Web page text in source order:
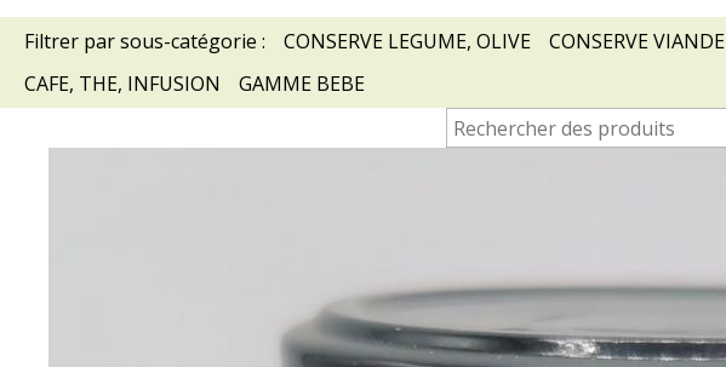
Filtrer par sous-catégorie :
CONSERVE LEGUME, OLIVE CONSERVE VIANDE
CAFE, THE, INFUSION
GAMME BEBE